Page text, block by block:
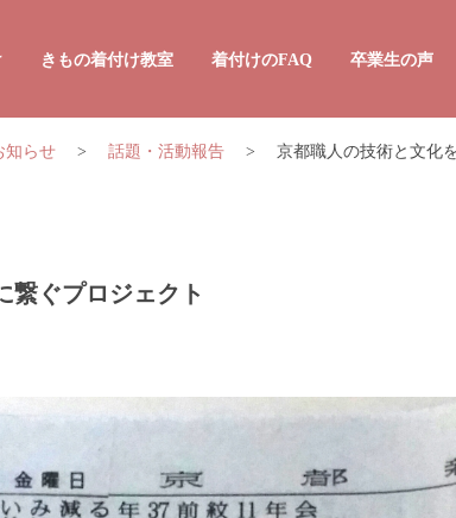
きもの着付け教室
着付け・かんたん着付け資格指導員講座
着付けのFAQ 卒業生の声
知らせ > 話題・活動報告 > 京都職人の技術と文化
繋ぐプロジェクト